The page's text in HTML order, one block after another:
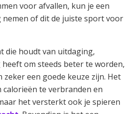
voor afvallen, kun je een
nemen of dit de juiste sport voor
die houdt van uitdaging,
om steeds beter te worden,
zeker een goede keuze zijn. Het
te verbranden en
het versterkt ook je spieren